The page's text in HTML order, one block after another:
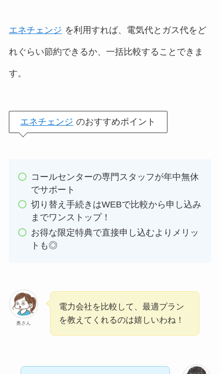
エネチェンジ を利用すれば、電気代とガス代をど
れぐらい節約できるか、一括比較することできま
す。
エネチェンジ のおすすめポイント
コールセンターの専門スタッフが年中無休
でサポート
切り替え手続きはWEBで比較から申し込み
までワンストップ！
お得な限定特典で直接申し込むよりメリッ
トも◎
奥さん
電力会社を比較して、最適プラン
を教えてくれるのは嬉しいわね！